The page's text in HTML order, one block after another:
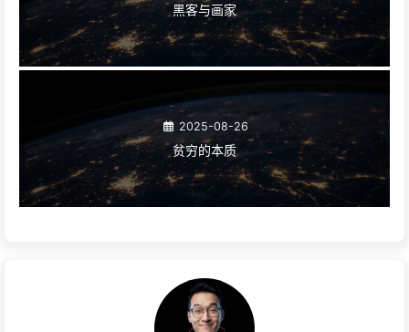
黑客与画家
2025-08-26
贫穷的本质